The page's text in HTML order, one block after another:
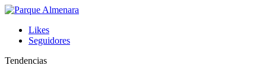
Likes
Seguidores
Tendencias